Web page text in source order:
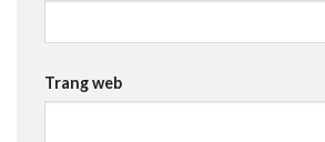
Trang web